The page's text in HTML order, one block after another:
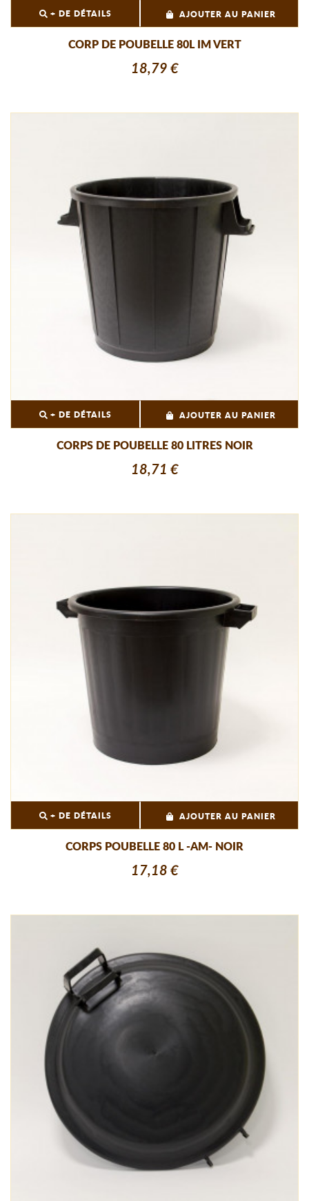
+ DE DÉTAILS AJOUTER AU PANIER
CORP DE POUBELLE 80L IM VERT
18,79 €
+ DE DÉTAILS AJOUTER AU PANIER
CORPS DE POUBELLE 80 LITRES NOIR
18,71 €
+ DE DÉTAILS AJOUTER AU PANIER
CORPS POUBELLE 80 L -AM- NOIR
17,18 €